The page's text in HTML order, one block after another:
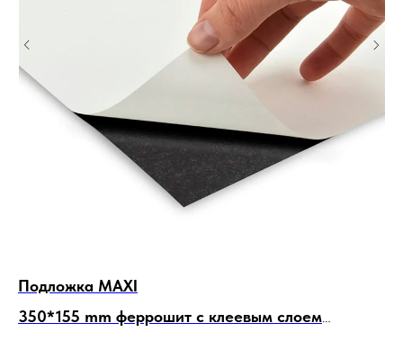
Подложка MAXI
350*155 mm феррошит с клеевым слоем